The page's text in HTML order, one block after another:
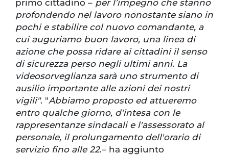
primo cittadino – per l’impegno che stanno
profondendo nel lavoro nonostante siano in
pochi e stabilire col nuovo comandante, a
cui auguriamo buon lavoro, una linea di
azione che possa ridare ai cittadini il senso
di sicurezza perso negli ultimi anni. La
videosorveglianza sarà uno strumento di
ausilio importante alle azioni dei nostri
vigili". "Abbiamo proposto ed attueremo
entro qualche giorno, d'intesa con le
rappresentanze sindacali e l'assessorato al
personale, il prolungamento dell'orario di
servizio fino alle 22.– ha aggiunto